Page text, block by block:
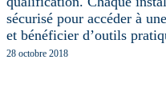
sécurisé pour accéder à
et bénéficier d’outils
28 octobre 2018